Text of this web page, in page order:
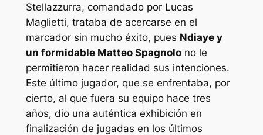
Stellazzurra, comandado por Lucas
Maglietti, trataba de acercarse en el
marcador sin mucho éxito, pues Ndiaye y
un formidable Matteo Spagnolono le
permitieron hacer realidad sus intenciones.
Este último jugador, que se enfrentaba, por
cierto, al que fuera su equipo hace tres
años, dio una auténtica exhibición en
finalización de jugadas en los últimos